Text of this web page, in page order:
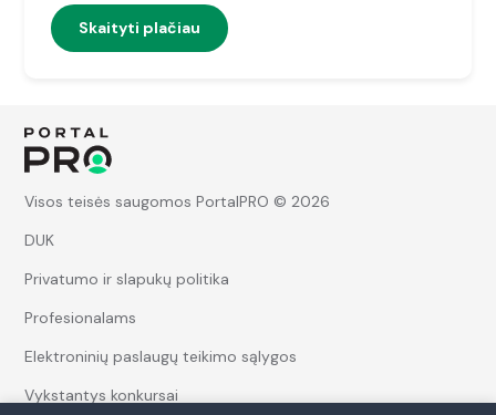
Skaityti plačiau
DUK
Profesionalams
Vykstantys konkursai
Visos teisės saugomos PortalPRO © 2026
Privatumo ir slapukų politika
Elektroninių paslaugų teikimo sąlygos